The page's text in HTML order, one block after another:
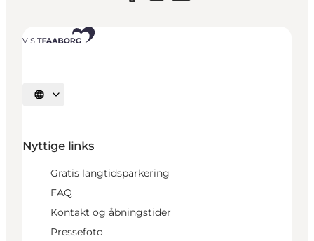
Vælg sprog
Nyttige links
Gratis langtidsparkering
FAQ
Kontakt og åbningstider
Pressefoto